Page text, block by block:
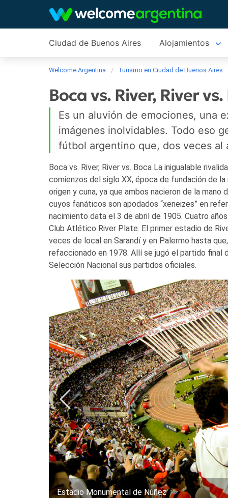
Ciudad de Buenos Aires Alojamientos
Welcome Argentina Turismo en Ciudad de Buenos Aires
Boca vs. River, River
Es un aluvión de emociones, una
imágenes inolvidables. Todo eso
fútbol argentino que, dos veces al
Boca vs. River, River vs. Boca La inigualable
comienzos del siglo XX, época de fundación de
origen y cuna, ya que ambos nacieron de la mano
cuyos fanáticos son apodados “xeneizes” en
nacimiento data el 3 de abril de 1905. Cuatro
Club Atlético River Plate. El primer estadio de
veces de local en Sarandí y en Palermo hasta
refaccionado en 1978. Allí se jugó el partido final
Selección Nacional sus partidos oficiales.
Estadio Monumental de Núñez